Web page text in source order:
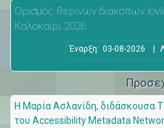
Ορισμός θερινών διακοπών
Καλοκαίρι 2026
Έναρξη: 03-08-2026 |
Η Μαρία Ασλανίδη, διδάσκουσα
του Accessibility Metadata